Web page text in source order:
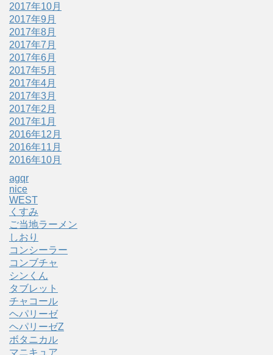
2017年10月
2017年9月
2017年8月
2017年7月
2017年6月
2017年5月
2017年4月
2017年3月
2017年2月
2017年1月
2016年12月
2016年11月
2016年10月
agqr
nice
WEST
くすみ
ご当地ラーメン
しおり
コンシーラー
コンブチャ
シンくん
タブレット
チャコール
ヘパリーゼ
ヘパリーゼZ
ボタニカル
マニキュア